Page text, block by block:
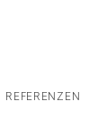
REFERENZEN